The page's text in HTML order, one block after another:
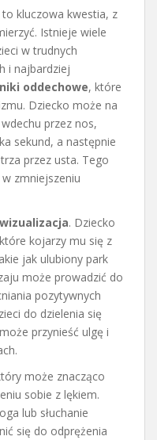
kluczowa kwestia, z
Istnieje wiele
w trudnych
i najbardziej
oddechowe, które
Dziecko może na
przez nos,
sekund, a następnie
przez usta. Tego
zmniejszeniu
wizualizacja. Dziecko
kojarzy mu się z
jak ulubiony park
może prowadzić do
pozytywnych
do dzielenia się
przynieść ulgę i
może znacząco
sobie z lękiem.
lub słuchanie
się do odprężenia